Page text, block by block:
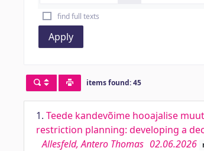
find full texts
Apply
items found: 45
1. Teede kandevõime hooajalise
restriction planning: developing a
Allesfeld, Antero Thomas 02.06.2026